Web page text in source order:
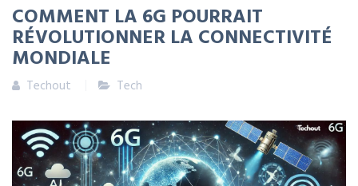
COMMENT LA 6G POURRAIT
RÉVOLUTIONNER LA CONNECTIVITÉ
MONDIALE
Techout Tech